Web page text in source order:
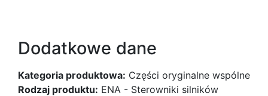
Dodatkowe dane
Kategoria produktowa: Części oryginalne wspólne
Rodzaj produktu: ENA - Sterowniki silników